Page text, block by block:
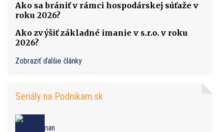
Ako sa brániť v rámci hospodárskej súťaže v
roku 2026?
Ako zvýšiť základné imanie v s.r.o. v roku
2026?
Zobraziť ďalšie články
Seriály na Podnikam.sk